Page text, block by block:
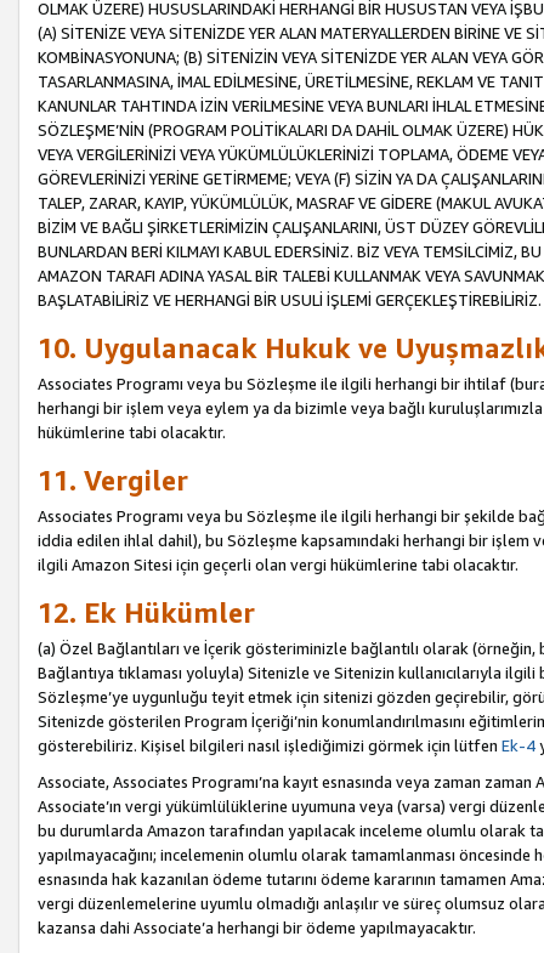
OLMAK ÜZERE) HUSUSLARINDAKİ HERHANGİ BİR HUSUSTAN VEYA
(A) SİTENİZE VEYA SİTENİZDE YER ALAN MATERYALLERDEN BİRİNE VE
KOMBİNASYONUNA; (B) SİTENİZİN VEYA SİTENİZDE YER ALAN VEYA
TASARLANMASINA, İMAL EDİLMESİNE, ÜRETİLMESİNE, REKLAM VE
KANUNLAR TAHTINDA İZİN VERİLMESİNE VEYA BUNLARI İHLAL
SÖZLEŞME’NİN (PROGRAM POLİTİKALARI DA DAHİL OLMAK ÜZERE)
VEYA VERGİLERİNİZİ VEYA YÜKÜMLÜLÜKLERİNİZİ TOPLAMA, ÖDEME
GÖREVLERİNİZİ YERİNE GETİRMEME; VEYA (F) SİZİN YA DA
TALEP, ZARAR, KAYIP, YÜKÜMLÜLÜK, MASRAF VE GİDERE (MAKUL
BİZİM VE BAĞLI ŞİRKETLERİMİZİN ÇALIŞANLARINI, ÜST DÜZEY
BUNLARDAN BERİ KILMAYI KABUL EDERSİNİZ. BİZ VEYA TEMSİLCİMİZ,
AMAZON TARAFI ADINA YASAL BİR TALEBİ KULLANMAK VEYA
BAŞLATABİLİRİZ VE HERHANGİ BİR USULİ İŞLEMİ GERÇEKLEŞTİREBİLİRİZ.
10. Uygulanacak Hukuk ve
Associates Programı veya bu Sözleşme ile ilgili herhangi bir ihtilaf
herhangi bir işlem veya eylem ya da bizimle veya bağlı
hükümlerine tabi olacaktır.
11. Vergiler
Associates Programı veya bu Sözleşme ile ilgili herhangi bir şekilde
iddia edilen ihlal dahil), bu Sözleşme kapsamındaki herhangi bir işlem
ilgili Amazon Sitesi için geçerli olan vergi hükümlerine tabi olacaktır.
12. Ek Hükümler
(a) Özel Bağlantıları ve İçerik gösteriminizle bağlantılı olarak
Bağlantıya tıklaması yoluyla) Sitenizle ve Sitenizin kullanıcılarıyla
Sözleşme’ye uygunluğu teyit etmek için sitenizi gözden geçirebilir,
Sitenizde gösterilen Program İçeriği’nin konumlandırılmasını
gösterebiliriz. Kişisel bilgileri nasıl işlediğimizi görmek için lütfen Ek-4
Associate, Associates Programı’na kayıt esnasında veya zaman
Associate’ın vergi yükümlülüklerine uyumuna veya (varsa) vergi
bu durumlarda Amazon tarafından yapılacak inceleme olumlu olarak
yapılmayacağını; incelemenin olumlu olarak tamamlanması
esnasında hak kazanılan ödeme tutarını ödeme kararının tamamen
vergi düzenlemelerine uyumlu olmadığı anlaşılır ve süreç olumsuz
kazansa dahi Associate’a herhangi bir ödeme yapılmayacaktır.